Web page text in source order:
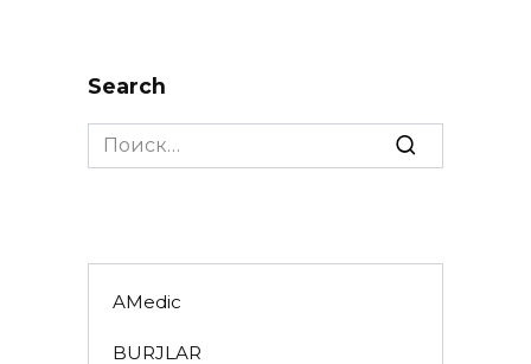
Search
Search
for:
AMedic
BURJLAR